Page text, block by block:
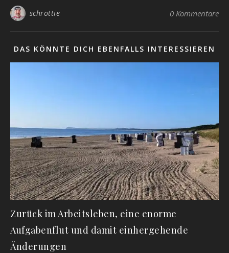
schrottie 0 Kommentare
DAS KÖNNTE DICH EBENFALLS INTERESSIEREN
Zurück im Arbeitsleben, eine enorme
Aufgabenflut und damit einhergehende
Änderungen